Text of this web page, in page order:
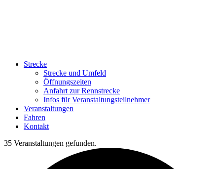
Strecke
Strecke und Umfeld
Öffnungszeiten
Anfahrt zur Rennstrecke
Infos für Veranstaltungsteilnehmer
Veranstaltungen
Fahren
Kontakt
35 Veranstaltungen gefunden.